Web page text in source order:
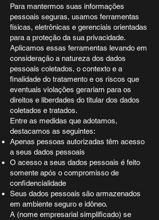
Para mantermos suas informações
pessoais seguras, usamos ferramentas
físicas, eletrônicas e gerenciais orientadas
para a proteção da sua privacidade.
Aplicamos essas ferramentas levando em
consideração a natureza dos dados
pessoais coletados, o contexto e a
finalidade do tratamento e os riscos que
eventuais violações gerariam para os
direitos e liberdades do titular dos dados
coletados e tratados.
Entre as medidas que adotamos,
destacamos as seguintes:
Apenas pessoas autorizadas têm acesso
a seus dados pessoais
O acesso a seus dados pessoais é feito
somente após o compromisso de
confidencialidade
Seus dados pessoais são armazenados
em ambiente seguro e idôneo.
A (nome empresarial simplificado) se